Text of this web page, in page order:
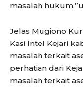
masalah
Jelas Mugiono
Kasi Intel Kejari
masalah terkait
perhatian dari
masalah terkait